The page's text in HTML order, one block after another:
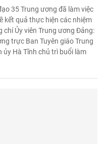
35 Trung ương đã làm việc
kết quả thực hiện các nhiệm
Ủy viên Trung ương Đảng:
trực Ban Tuyên giáo Trung
ủy Hà Tĩnh chủ trì buổi làm